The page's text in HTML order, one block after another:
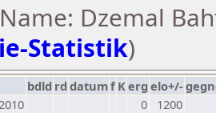
Dzemal
Statistik)
bdld rd datumf Kerg elo+/-
0
1200